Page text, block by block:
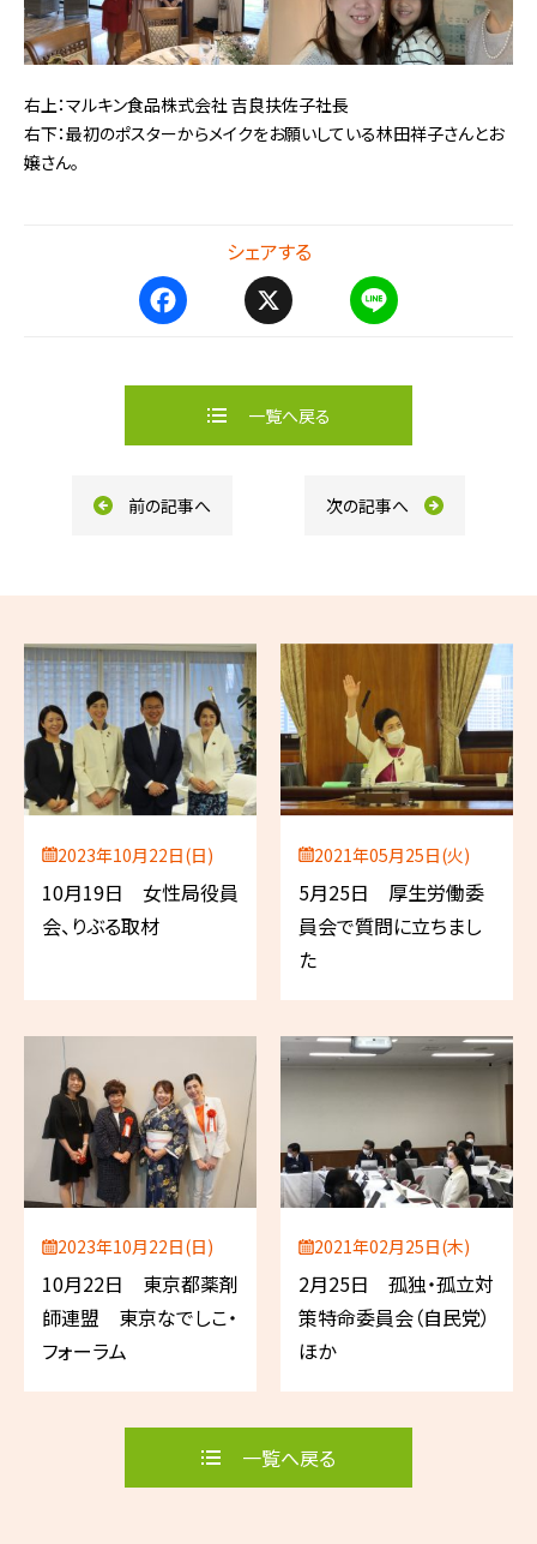
右上：マルキン食品株式会社 吉良扶佐子社長
右下：最初のポスターからメイクをお願いしている林田祥子さんとお
嬢さん。
シェアする
e
o
e
一覧へ戻る
前の記事へ 次の記事へ
2023年10月22日(日)
10月19日 女性局役員
会、りぶる取材
2021年05月25日(火)
5月25日 厚生労働委
員会で質問に立ちまし
た
2023年10月22日(日)
10月22日 東京都薬剤
師連盟 東京なでしこ・
フォーラム
2021年02月25日(木)
2月25日 孤独・孤立対
策特命委員会（自民党）
ほか
一覧へ戻る